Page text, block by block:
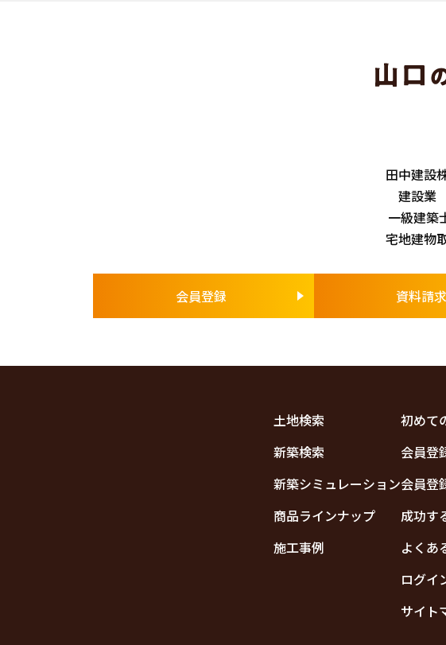
田中建設
建設業
一級建築
宅地建物
会員登録 資料請求
土地検索
新築検索
新築シミュレーション
商品ラインナップ
施工事例
初めて
会員登
会員登
成功す
よくあ
ログイ
サイト